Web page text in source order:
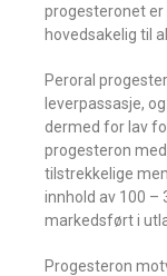
progesteronet er
hovedsakelig til
Peroral
leverpassasje,
dermed for lav
progesteron
tilstrekkelige
innhold av 100 –
markedsført i
Progesteron